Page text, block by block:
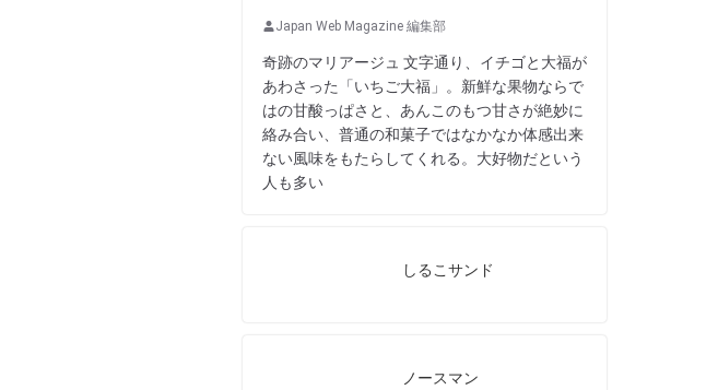
Japan Web Magazine 編集部
奇跡のマリアージュ 文字通り、イチゴと大福が
あわさった「いちご大福」。新鮮な果物ならで
はの甘酸っぱさと、あんこのもつ甘さが絶妙に
絡み合い、普通の和菓子ではなかなか体感出来
ない風味をもたらしてくれる。大好物だという
人も多い
しるこサンド
ノースマン